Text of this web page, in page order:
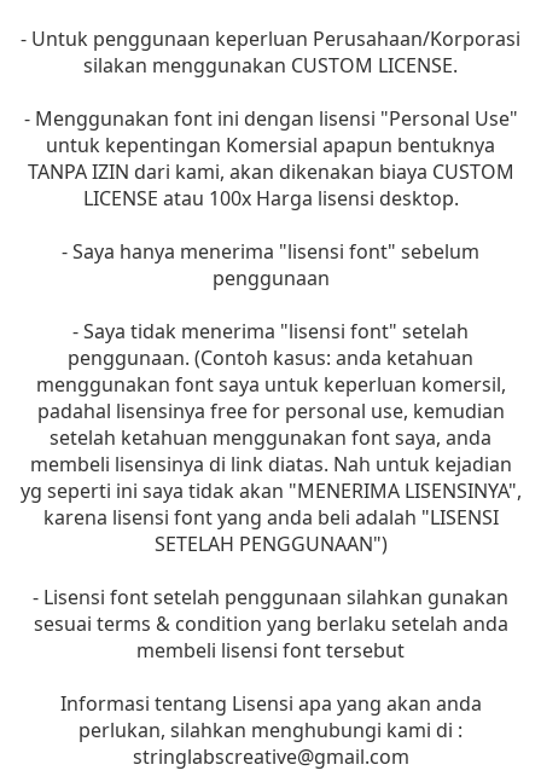
- Untuk penggunaan keperluan Perusahaan/Korporasi
silakan menggunakan CUSTOM LICENSE.
- Menggunakan font ini dengan lisensi "Personal Use"
untuk kepentingan Komersial apapun bentuknya
TANPA IZIN dari kami, akan dikenakan biaya CUSTOM
LICENSE atau 100x Harga lisensi desktop.
- Saya hanya menerima "lisensi font" sebelum
penggunaan
- Saya tidak menerima "lisensi font" setelah
penggunaan. (Contoh kasus: anda ketahuan
menggunakan font saya untuk keperluan komersil,
padahal lisensinya free for personal use, kemudian
setelah ketahuan menggunakan font saya, anda
membeli lisensinya di link diatas. Nah untuk kejadian
yg seperti ini saya tidak akan "MENERIMA LISENSINYA",
karena lisensi font yang anda beli adalah "LISENSI
SETELAH PENGGUNAAN")
- Lisensi font setelah penggunaan silahkan gunakan
sesuai terms & condition yang berlaku setelah anda
membeli lisensi font tersebut
Informasi tentang Lisensi apa yang akan anda
perlukan, silahkan menghubungi kami di :
stringlabscreative@gmail.com